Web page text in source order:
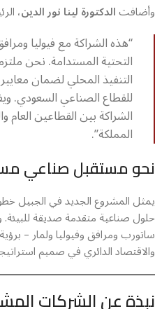
وأضافتالدكتورة لينا نور الدين،
“هذه الشراكة مع فيوليا
التحتية المستدامة. نحن
التنفيذ المحلي لضمان
للقطاع الصناعي السعودي.
الشراكة بين القطاعين
المملكة”.
نحو مستقبل صناعي
يمثل المشروع الجديد في الجبيل
حلول صناعية متقدمة صديقة
والاقتصاد الدائري في صميم
نبذة عن الشركات